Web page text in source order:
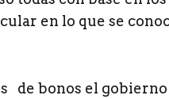
en lo que se
de bonos el